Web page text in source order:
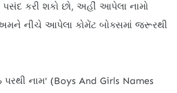
કરી શકો છો, અહીં આપેલા નામો
નીચે આપેલા કોમેંટ બોક્સમાં જરૂરથી
પરથી નામ' (Boys And Girls Names